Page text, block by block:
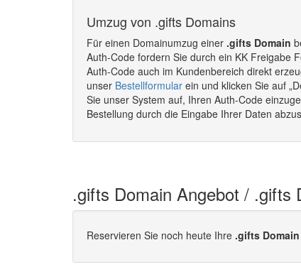
Umzug von .gifts Domains
Für einen Domainumzug einer .gifts Domain
Auth-Code fordern Sie durch ein KK Freigabe
Auth-Code auch im Kundenbereich direkt
unser Bestellformular ein und klicken Sie auf
Sie unser System auf, Ihren Auth-Code
Bestellung durch die Eingabe Ihrer Daten
.gifts Domain Angebot / .gifts
Reservieren Sie noch heute Ihre .gifts Domain